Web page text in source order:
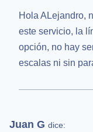
Hola ALejandro,
este servicio, la
opción, no hay
escalas ni sin
Juan G dice: